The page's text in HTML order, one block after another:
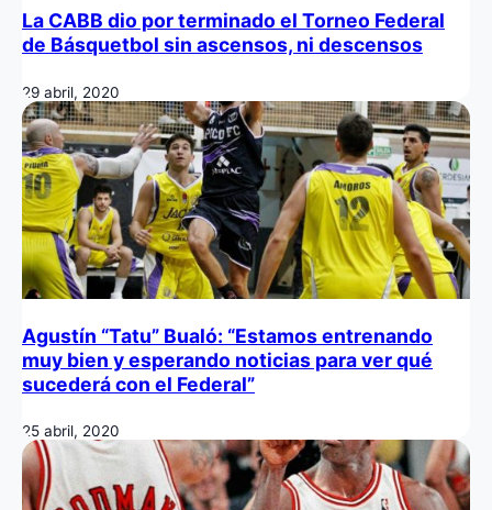
La CABB dio por terminado el Torneo Federal
de Básquetbol sin ascensos, ni descensos
29 abril, 2020
Agustín “Tatu” Bualó: “Estamos entrenando
muy bien y esperando noticias para ver qué
sucederá con el Federal”
25 abril, 2020